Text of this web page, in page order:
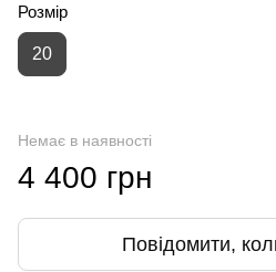
Розмір
20
Немає в наявності
4 400 грн
Повідомити,